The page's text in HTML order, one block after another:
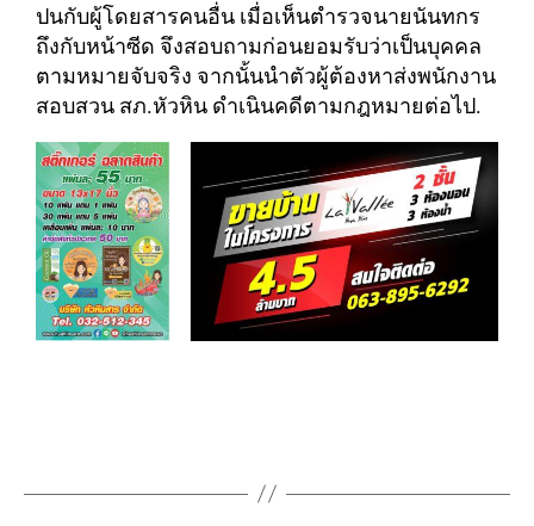
ปนกับผู้โดยสารคนอื่น เมื่อเห็นตำรวจนายนันทกร
ถึงกับหน้าซีด จึงสอบถามก่อนยอมรับว่าเป็นบุคคล
ตามหมายจับจริง จากนั้นนำตัวผู้ต้องหาส่งพนักงาน
สอบสวน สภ.หัวหิน ดำเนินคดีตามกฎหมายต่อไป.